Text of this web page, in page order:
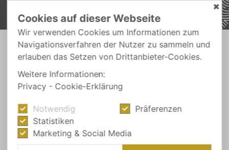
AUS-FLÜGE - GARTENLANDSCHAFTEN
Gartenlandschaften
✖
Cookies auf dieser Webseite
Wir verwenden Cookies um Informationen zum
Navigationsverfahren der Nutzer zu sammeln und
erlauben das Setzen von Drittanbieter-Cookies.
Weitere Informationen:
Privacy - Cookie-Erklärung
Notwendig
Präferenzen
Statistiken
Marketing & Social Media